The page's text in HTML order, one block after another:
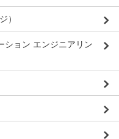
）
ション エンジニアリン